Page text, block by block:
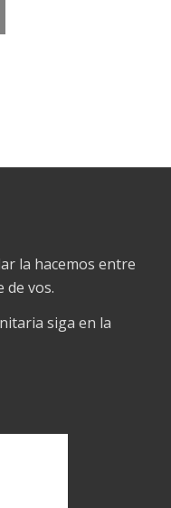
la hacemos entre
de vos.
siga en la